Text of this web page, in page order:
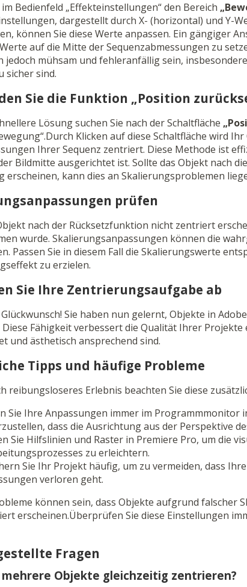
im Bedienfeld „Effekteinstellungen“ den Bereich
dargestellt durch X- (horizontal) und Y-
können Sie diese Werte anpassen. Ein gängiger
auf die Mitte der Sequenzabmessungen zu
jedoch mühsam und fehleranfällig sein,
sicher sind.
Sie die Funktion „Position
Lösung suchen Sie nach der Schaltfläche
Klicken auf diese Schaltfläche wird
Ihrer Sequenz zentriert. Diese Methode ist
Bildmitte ausgerichtet ist. Sollte das Objekt nach
erscheinen, kann dies an Skalierungsproblemen
prüfen
nach der Rücksetzfunktion nicht zentriert
wurde. Skalierungsanpassungen können die
Passen Sie in diesem Fall die Skalierungswerte
zu erzielen.
Sie Ihre Zentrierungsaufgabe ab
Sie haben nun gelernt, Objekte in
Fähigkeit verbessert die Qualität Ihrer Projekte
und ästhetisch ansprechend sind.
Tipps und häufige Probleme
reibungsloseres Erlebnis beachten Sie diese
Sie Ihre Anpassungen immer im Programmmonitor
dass die Ausrichtung aus der Perspektive
Sie Hilfslinien und Raster in Premiere Pro, um die
zu erleichtern.
Sie Ihr Projekt häufig, um zu vermeiden, dass
verloren geht.
können sein, dass Objekte aufgrund falscher
erscheinen.Überprüfen Sie diese Einstellungen
Fragen
mehrere Objekte gleichzeitig zentrieren?